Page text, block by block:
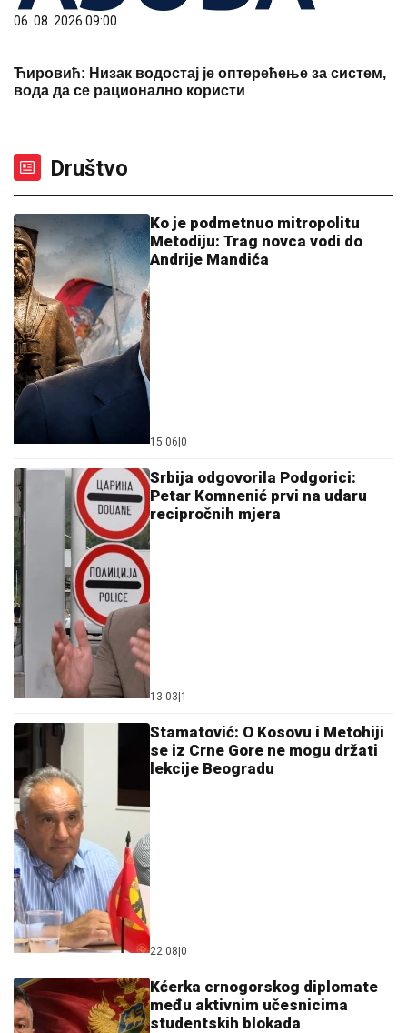
06. 08. 2026 09:00
Ћировић: Низак водостај је оптерећење за систем,
вода да се рационално користи
Društvo
Ko je podmetnuo mitropolitu
Metodiju: Trag novca vodi do
Andrije Mandića
15:06|0
Srbija odgovorila Podgorici:
Petar Komnenić prvi na udaru
recipročnih mjera
13:03|1
Stamatović: O Kosovu i Metohiji
se iz Crne Gore ne mogu držati
lekcije Beogradu
22:08|0
Kćerka crnogorskog diplomate
među aktivnim učesnicima
studentskih blokada